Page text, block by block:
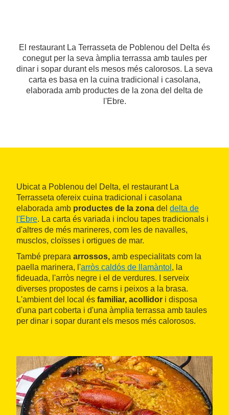
El restaurant La Terrasseta de Poblenou del Delta és
conegut per la seva àmplia terrassa amb taules per
dinar i sopar durant els mesos més calorosos. La seva
carta es basa en la cuina tradicional i casolana,
elaborada amb productes de la zona del delta de
l'Ebre.
Ubicat a Poblenou del Delta, el restaurant La
Terrasseta ofereix cuina tradicional i casolana
elaborada amb productes de la zona del delta de
l'Ebre. La carta és variada i inclou tapes tradicionals i
d'altres de més marineres, com les de navalles,
musclos, cloïsses i ortigues de mar.
També prepara arrossos, amb especialitats com la
paella marinera, l'arròs caldós de llamàntol , la
fideuada, l'arròs negre i el de verdures. I serveix
diverses propostes de carns i peixos a la brasa.
L'ambient del local és familiar, acollidor i disposa
d'una part coberta i d'una àmplia terrassa amb taules
per dinar i sopar durant els mesos més calorosos.